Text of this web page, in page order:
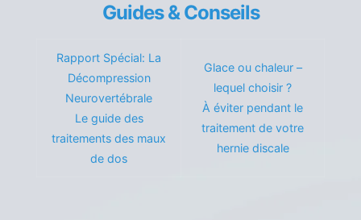
Guides & Conseils
Rapport Spécial: La
Décompression
Neurovertébrale
Le guide des
traitements des maux
de dos
Glace ou chaleur –
lequel choisir ?
À éviter pendant le
traitement de votre
hernie discale